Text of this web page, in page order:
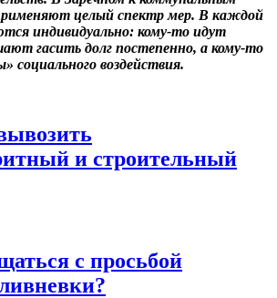
целый спектр мер. В каждой
индивидуально: кому-то идут
гасить долг постепенно, а кому-то
социального воздействия.
и строительный
с просьбой